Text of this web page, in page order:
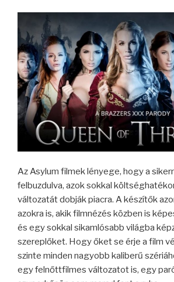
Az Asylum filmek lényege, hogy a
felbuzdulva, azok sokkal
változatát dobják piacra. A készítők
azokra is, akik filmnézés közben is
és egy sokkal sikamlósabb világba
szereplőket. Hogy őket se érje a film
szinte minden nagyobb kaliberű
egy felnőttfilmes változatot is, egy